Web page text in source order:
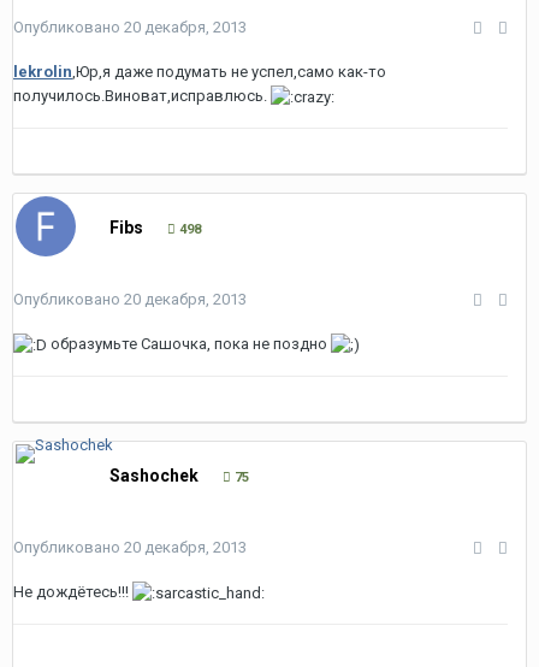
Опубликовано 20 декабря, 2013
lekrolin,Юр,я даже подумать не успел,само как-то
получилось.Виноват,исправлюсь.
Fibs 498
Опубликовано 20 декабря, 2013
образумьте Сашочка, пока не поздно
Sashochek 75
Опубликовано 20 декабря, 2013
Не дождётесь!!!